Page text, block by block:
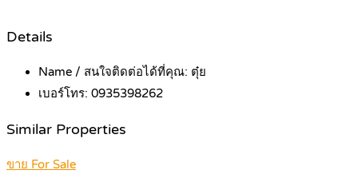
Details
Name / สนใจติดต่อได้ที่คุณ: ตุ๋ย
เบอร์โทร: 0935398262
Similar Properties
ขาย For Sale